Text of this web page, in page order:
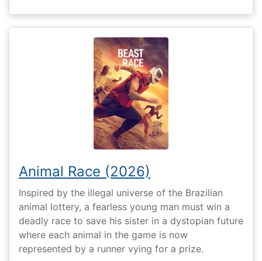
Animal Race (2026)
Inspired by the illegal universe of the Brazilian
animal lottery, a fearless young man must win a
deadly race to save his sister in a dystopian future
where each animal in the game is now
represented by a runner vying for a prize.